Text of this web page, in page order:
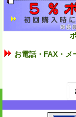
お電話・FAX・メ